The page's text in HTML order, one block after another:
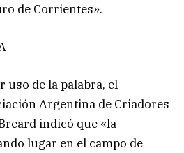
de Corrientes».
uso de la palabra, el
Argentina de Criadores
indicó que «la
lugar en el campo de